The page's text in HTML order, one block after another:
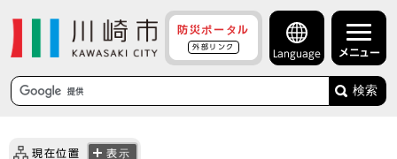
防災ポータル
外部リンク
Language メニュー
検索
現在位置 表示